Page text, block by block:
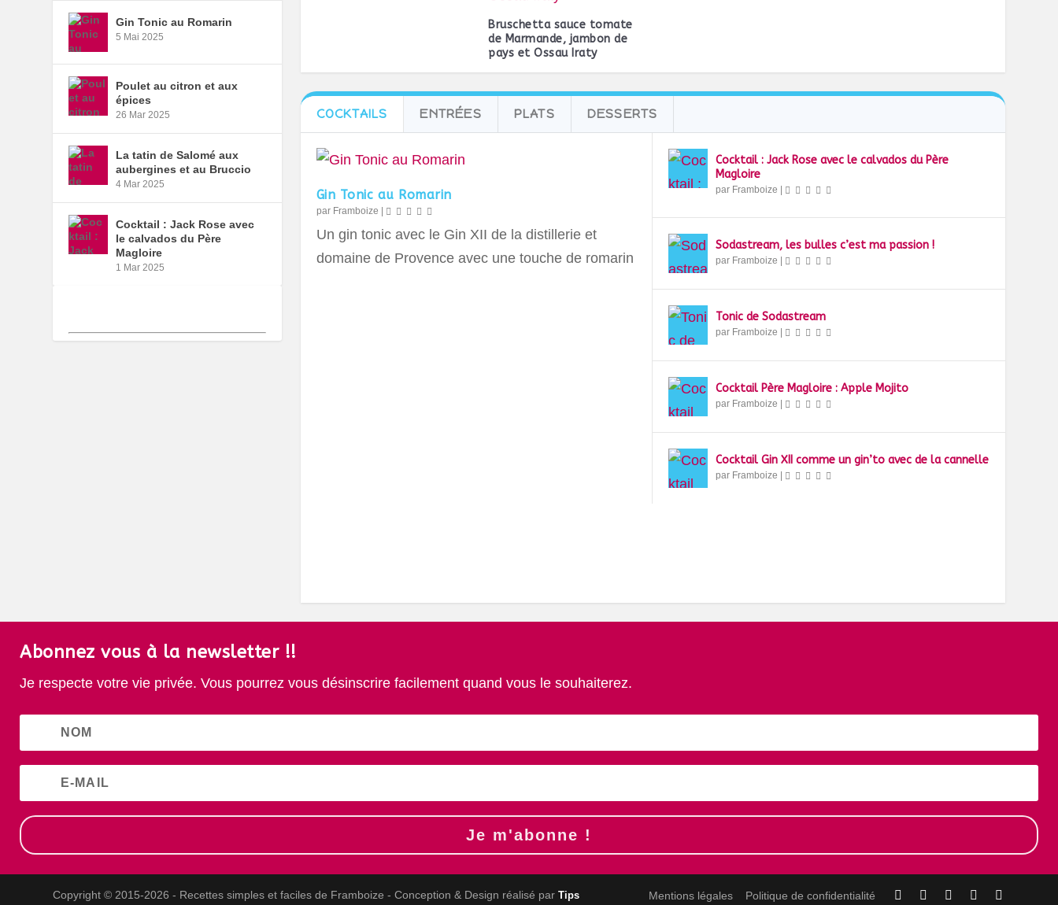
Bruschetta sauce tomate
de Marmande, jambon de
pays et Ossau Iraty
COCKTAILS ENTRÉES PLATS DESSERTS
Gin Tonic au Romarin
par Framboize
Un gin tonic avec le Gin XII de la distillerie et
domaine de Provence avec une touche de romarin
Cocktail : Jack Rose avec le calvados du Père
Magloire
par Framboize
Sodastream, les bulles c’est ma passion !
par Framboize
Tonic de Sodastream
par Framboize
Cocktail Père Magloire : Apple Mojito
par Framboize
Cocktail Gin XII comme un gin’to avec de la cannelle
par Framboize
Gin Tonic au Romarin
5 Mai 2025
Poulet au citron et aux
épices
26 Mar 2025
La tatin de Salomé aux
aubergines et au Bruccio
4 Mar 2025
Cocktail : Jack Rose avec
le calvados du Père
Magloire
1 Mar 2025
Abonnez vous à la newsletter !!
Je respecte votre vie privée. Vous pourrez vous désinscrire facilement quand vous le souhaiterez.
Je m'abonne !
Copyright © 2015-2026 - Recettes simples et faciles de Framboize - Conception & Design réalisé parTips Mentions légales Politique de confidentialité